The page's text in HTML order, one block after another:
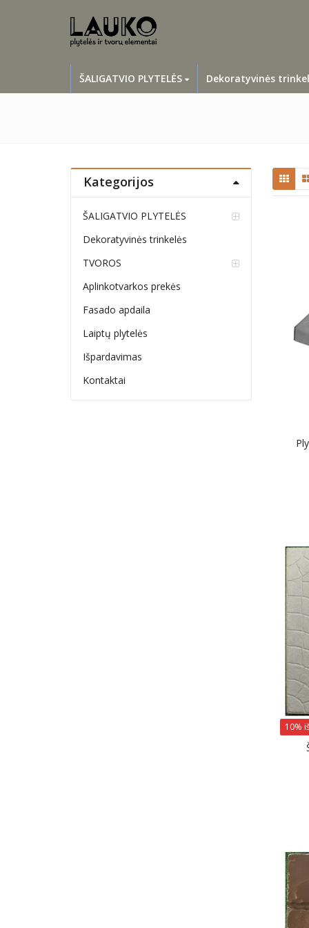
ŠALIGATVIO PLYTELĖS Dekoratyvinės
10%
Kategorijos
ŠALIGATVIO PLYTELĖS
Dekoratyvinės trinkelės
TVOROS
Aplinkotvarkos prekės
Fasado apdaila
Laiptų plytelės
Išpardavimas
Kontaktai